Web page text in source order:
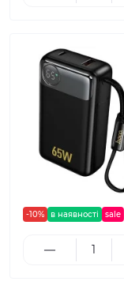
-10% в наявності sale